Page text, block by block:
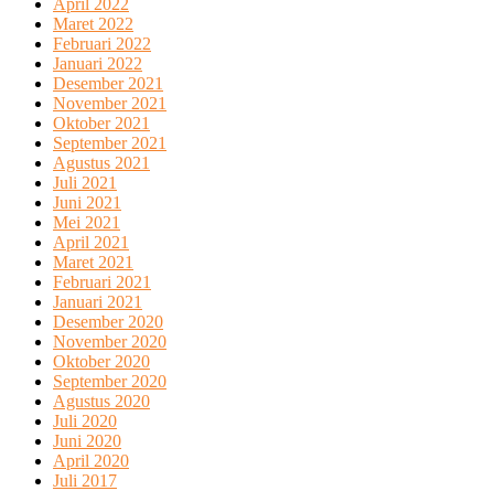
Maret 2022
Februari 2022
Januari 2022
Desember 2021
November 2021
Oktober 2021
September 2021
Agustus 2021
Juli 2021
Juni 2021
Mei 2021
April 2021
Maret 2021
Februari 2021
Januari 2021
Desember 2020
November 2020
Oktober 2020
September 2020
Agustus 2020
Juli 2020
Juni 2020
April 2020
Juli 2017